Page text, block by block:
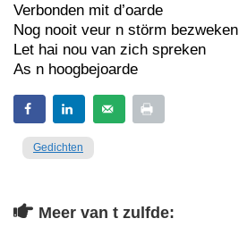
Verbonden mit d’oarde
Nog nooit veur n störm bezweken
Let hai nou van zich spreken
As n hoogbejoarde
Gedichten
Meer van t zulfde: